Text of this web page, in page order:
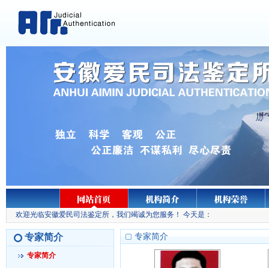
欢迎光临安徽爱民司法鉴定所，我们竭诚为您服务！ 今天是：
专家简介
专家简介
专家简介